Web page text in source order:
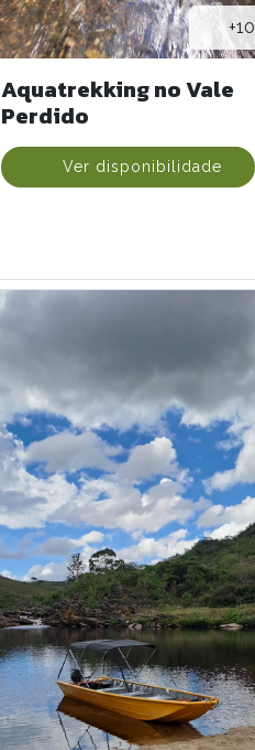
+10
Aquatrekking no Vale
Perdido
Ver disponibilidade